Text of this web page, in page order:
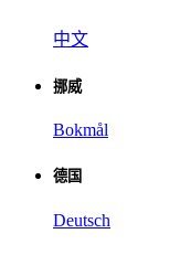
中文
挪威
Bokmål
德国
Deutsch